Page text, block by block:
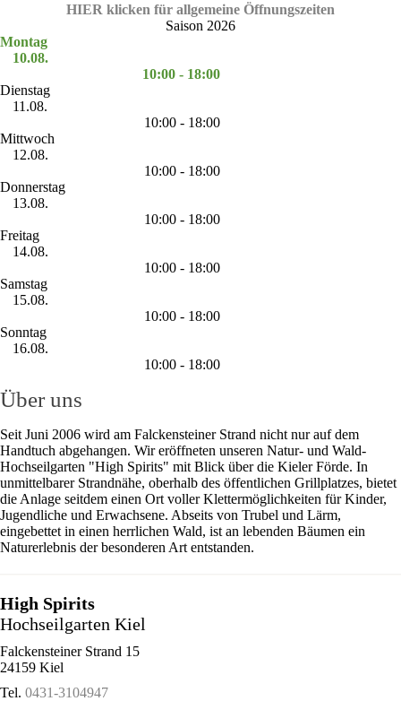
HIER klicken für allgemeine Öffnungszeiten
Saison 2026
Montag
10.08.
10:00 - 18:00
Dienstag
11.08.
10:00 - 18:00
Mittwoch
12.08.
10:00 - 18:00
Donnerstag
13.08.
10:00 - 18:00
Freitag
14.08.
10:00 - 18:00
Samstag
15.08.
10:00 - 18:00
Sonntag
16.08.
10:00 - 18:00
Über uns
Seit Juni 2006 wird am Falckensteiner Strand nicht nur auf dem
Handtuch abgehangen. Wir eröffneten unseren Natur- und Wald-
Hochseilgarten "High Spirits" mit Blick über die Kieler Förde. In
unmittelbarer Strandnähe, oberhalb des öffentlichen Grillplatzes, bietet
die Anlage seitdem einen Ort voller Klettermöglichkeiten für Kinder,
Jugendliche und Erwachsene. Abseits von Trubel und Lärm,
eingebettet in einen herrlichen Wald, ist an lebenden Bäumen ein
Naturerlebnis der besonderen Art entstanden.
High Spirits
Hochseilgarten Kiel
Falckensteiner Strand 15
24159 Kiel
Tel. 0431-3104947